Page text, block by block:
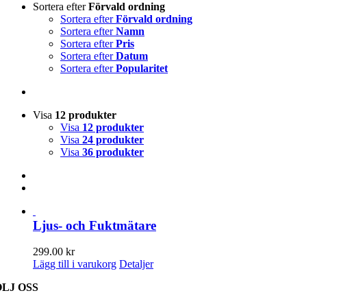
Sortera efterFörvald ordning
Sortera efterFörvald ordning
Sortera efterNamn
Sortera efterPris
Sortera efterDatum
Sortera efterPopularitet
Visa 12 produkter
Visa 12 produkter
Visa 24 produkter
Visa 36 produkter
Ljus- och Fuktmätare
299.00 kr
Lägg till i varukorg Detaljer
OSS